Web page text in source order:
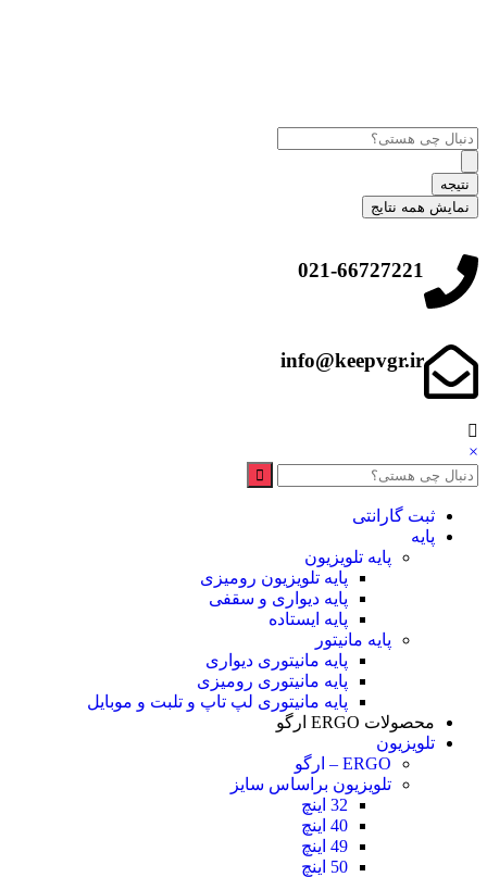
نتیجه
نمایش همه نتایج
021-66727221
info@keepvgr.ir
×
ثبت گارانتی
پایه
پایه تلویزیون
پایه تلویزیون رومیزی
پایه دیواری و سقفی
پایه ایستاده
پایه مانیتور
پایه مانیتوری دیواری
پایه مانیتوری رومیزی
پایه مانیتوری لپ تاپ و تلبت و موبایل
محصولات ERGO ارگو
تلویزیون
ERGO – ارگو
تلویزیون براساس سایز
32 اینچ
40 اینچ
49 اینچ
50 اینچ